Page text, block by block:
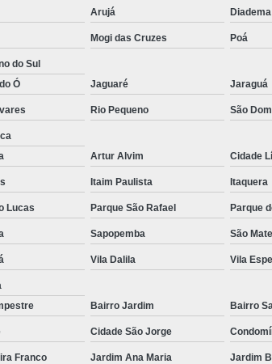
Içamento
Movimentação
Locação de
Locação
Locação de
Locação
Arujá Diadema
Mogi das Cruzes Poá
do Sul
Ó Jaguaré Jaraguá
Rio Pequeno São
Artur Alvim Cidade
Itaim Paulista Itaquera
Lucas Parque São Rafael Parque
Sapopemba São
Vila Dalila Vila
Bairro Jardim Bairro
Cidade São Jorge
Franco Jardim Ana Maria Jardim